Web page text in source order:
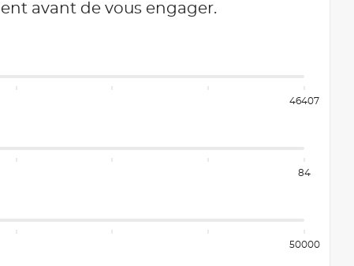
avant de vous engager.
46407
84
50000